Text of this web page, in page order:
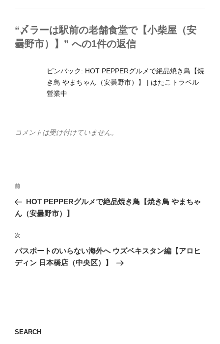
“〆ラーは駅前の老舗食堂で【小柴屋（安
曇野市）】” への1件の返信
ピンバック: HOT PEPPERグルメで絶品焼き鳥【焼
き鳥 やまちゃん（安曇野市）】 | はたこトラベル
營業中
コメントは受け付けていません。
投
ナ
ゲ
ー
シ
前
の
投
前
HOT PEPPERグルメで絶品焼き鳥【焼き鳥 やまちゃ
ん（安曇野市）】
次
の
投
次
パスポートのいらない海外へ ウズベキスタン編【アロヒ
ディン 日本橋店（中央区）】
SEARCH